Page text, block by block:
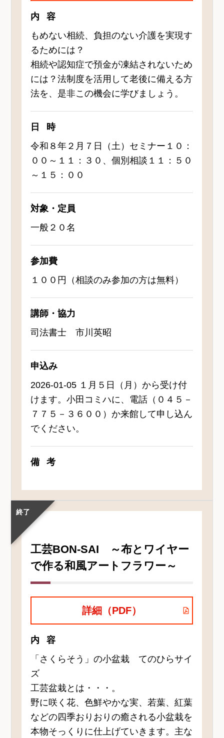
内容
もめない相続、負担のない介護を実現す
るためには？
相続や認知症で預金が凍結されないため
には？法制度を活用して老後に備える方
法を、是非この機会に学びましょう。
日時
令和８年２月７日（土）セミナー１０：
００～１１：３０、個別相談１１：５０
～１５：００
対象・定員
一般２０名
参加費
１００円（相談のみ参加の方は無料）
講師・協力
司法書士 市川英昭
申込み
2026-01-05 １月５日（月）から受け付
けます。小田コミハに、電話（０４５－
７７５－３６００）か来館して申し込ん
でください。
備考
終了
工芸BON-SAI ～布とワイヤー
で作る和風アートフラワー～
詳細（PDF）
内容
「さくらそう」の小盆栽 てのひらサイ
ズ
工芸盆栽とは・・・。
野に咲く花、色鮮やかな実、若葉、紅葉
などの四季おりおりの癒される小盆栽を
本物そっくりに仕上げていきます。主な